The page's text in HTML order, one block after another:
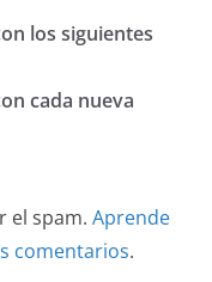
los siguientes
cada nueva
el spam. Aprende
comentarios.